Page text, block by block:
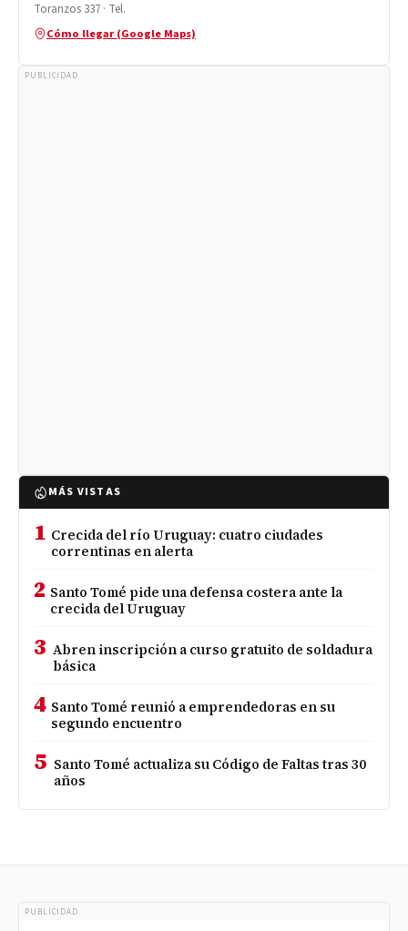
Toranzos 337 · Tel.
Cómo llegar (Google Maps)
PUBLICIDAD
MÁS VISTAS
1 Crecida del río Uruguay: cuatro ciudades
correntinas en alerta
2 Santo Tomé pide una defensa costera ante la
crecida del Uruguay
3 Abren inscripción a curso gratuito de soldadura
básica
4 Santo Tomé reunió a emprendedoras en su
segundo encuentro
5 Santo Tomé actualiza su Código de Faltas tras 30
años
PUBLICIDAD